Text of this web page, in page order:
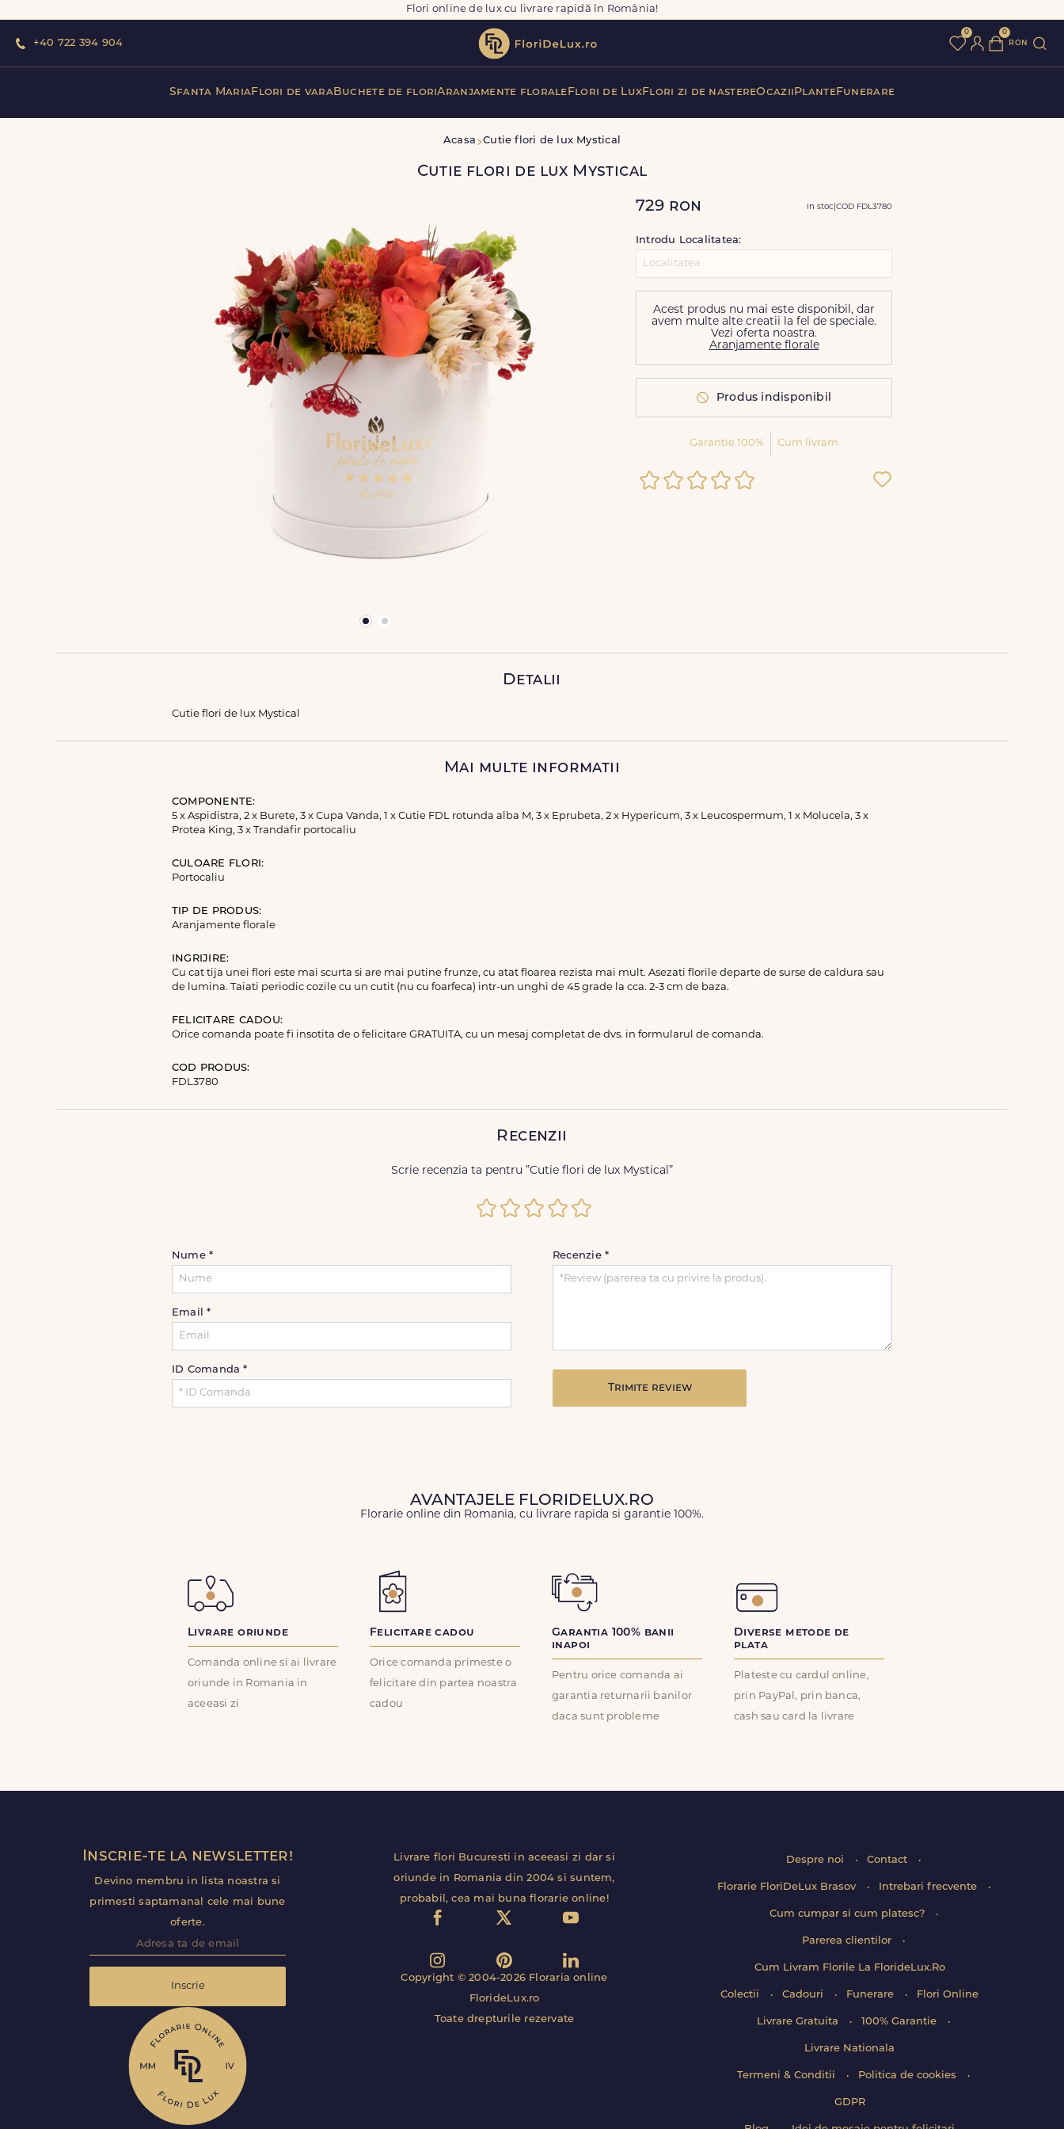
Flori online de lux cu livrare rapidă în România!
+40 722 394 904
0 0
ron
Sfanta MariaFlori de varaBuchete de floriAranjamente florale Flori de LuxFlori zi de nastereOcazii PlanteFunerare
Acasa Cutie flori de lux Mystical
Cutie flori de lux Mystical
729 ron In stoc COD FDL3780
Introdu Localitatea:
Acest produs nu mai este disponibil, dar
avem multe alte creatii la fel de speciale.
Vezi oferta noastra.
Aranjamente florale
Produs indisponibil
Garantie 100% Cum livram
Detalii
Cutie flori de lux Mystical
Mai multe informatii
COMPONENTE:
5 x Aspidistra, 2 x Burete, 3 x Cupa Vanda, 1 x Cutie FDL rotunda alba M, 3 x Eprubeta, 2 x Hypericum, 3 x Leucospermum, 1 x Molucela, 3 x
Protea King, 3 x Trandafir portocaliu
CULOARE FLORI:
Portocaliu
TIP DE PRODUS:
Aranjamente florale
INGRIJIRE:
Cu cat tija unei flori este mai scurta si are mai putine frunze, cu atat floarea rezista mai mult. Asezati florile departe de surse de caldura sau
de lumina. Taiati periodic cozile cu un cutit (nu cu foarfeca) intr-un unghi de 45 grade la cca. 2-3 cm de baza.
FELICITARE CADOU:
Orice comanda poate fi insotita de o felicitare GRATUITA, cu un mesaj completat de dvs. in formularul de comanda.
COD PRODUS:
FDL3780
Recenzii
Scrie recenzia ta pentru ”Cutie flori de lux Mystical”
Nume*
Email*
ID Comanda*
Recenzie *
Trimite review
AVANTAJELE FLORIDELUX.RO
Florarie online din Romania, cu livrare rapida si garantie 100%.
Livrare oriunde
Comanda online si ai livrare
oriunde in Romania in
aceeasi zi
Felicitare cadou
Orice comanda primeste o
felicitare din partea noastra
cadou
Garantia 100% banii
inapoi
Pentru orice comanda ai
garantia returnarii banilor
daca sunt probleme
Diverse metode de
plata
Plateste cu cardul online,
prin PayPal, prin banca,
cash sau card la livrare
Inscrie-te la newsletter!
Devino membru in lista noastra si
primesti saptamanal cele mai bune
oferte.
Inscrie
Livrare flori Bucuresti in aceeasi zi dar si
oriunde in Romania din 2004 si suntem,
probabil, cea mai buna florarie online!
Copyright © 2004-2026 Floraria online
FlorideLux.ro
Toate drepturile rezervate
Despre noi Contact
Florarie FloriDeLux Brasov Intrebari frecvente
Cum cumpar si cum platesc?
Parerea clientilor
Cum Livram Florile La FlorideLux.Ro
Colectii Cadouri Funerare Flori Online
Livrare Gratuita 100% Garantie
Livrare Nationala
Termeni & Conditii Politica de cookies
GDPR